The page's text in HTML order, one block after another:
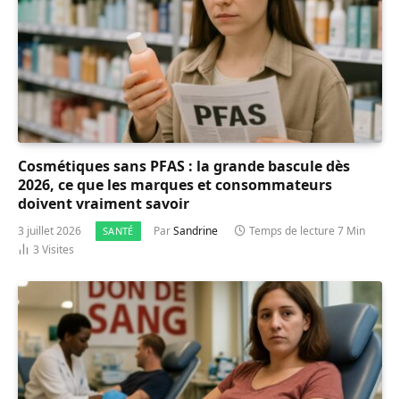
Cosmétiques sans PFAS : la grande bascule dès
2026, ce que les marques et consommateurs
doivent vraiment savoir
3 juillet 2026 SANTÉ ParSandrine
Temps de lecture 7 Min
3 Visites